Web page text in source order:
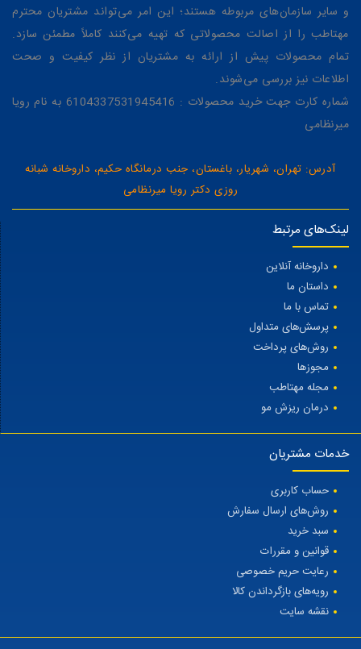
و سایر سازمان‌های مربوطه هستند؛ این امر می‌تواند مشتریان محترم
مهتاطب را از اصالت محصولاتی که تهیه می‌کنند کاملاً مطمئن سازد.
تمام محصولات پیش از ارائه به مشتریان از نظر کیفیت و صحت
اطلاعات نیز بررسی می‌شوند.
شماره کارت جهت خرید محصولات : 6104337531945416 به نام رویا
میرنظامی
آدرس: تهران، شهریار، باغستان، جنب درمانگاه حکیم، داروخانه شبانه
روزی دکتر رویا میرنظامی
لینک‌های مرتبط
داروخانه آنلاین
داستان ما
تماس با ما
پرسش‌های متداول
روش‌های پرداخت
مجوزها
مجله مهتاطب
درمان ریزش مو
خدمات مشتریان
حساب کاربری
روش‌های ارسال سفارش
سبد خرید
قوانین و مقررات
رعایت حریم خصوصی
رویه‌های بازگرداندن کالا
نقشه سایت